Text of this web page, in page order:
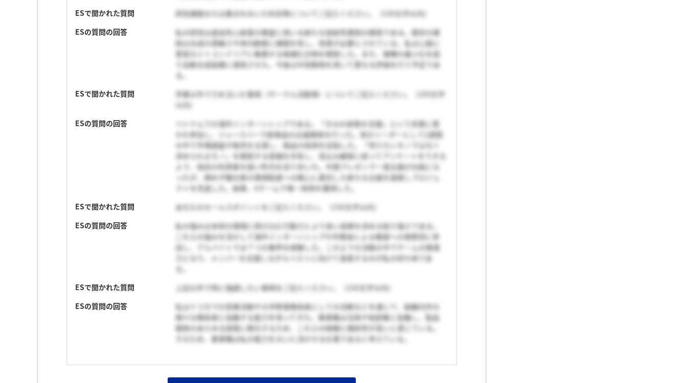
ESで聞かれた質問
研究課題または重点をおいた科目等についてご記入ください。（150文字以内）
ESの質問の回答
私の研究は虚血性心疾患の検査に用いる新たな放射性薬剤の開発である。既存の薬
剤は合成の煩雑さや体内動態に課題を有し、改善が必要とされている。私は心筋に
豊富なミトコンドリアに集積する候補化合物を開発した。また、被曝の最小化を図
り自動合成装置に適用させた。今後は中型動物を用いて更なる評価を行う予定であ
る。
ESで聞かれた質問
学業以外で力を注いだ事柄（サークル活動等）についてご記入ください。（250文字
以内）
ESの質問の回答
ベトナムでの海外インターンシップである。「きみの変態を支援」という言葉に惹
かれ参加し、ジュースバーで新商品の企画開発を行った。班のリーダーとして2週間
の中で市場調査や販売を主導し、商品の採用を目指した。「売りたいモノではなく
求められるモノ」を開発する意識を共有し、見込み顧客に絞ってアンケートをできる
よう、他店の利用客を狙い町内を巡り歩いた。中間プレゼンで一度企画が白紙にな
ったが、諦めず観光客の環境配慮への関心に着目した新たな企画を提案しプロジェ
クトを完遂した。結果、6チームで唯一採用を獲得した。
ESで聞かれた質問
あなたのセールスポイントをご記入ください。（150文字以内）
ESの質問の回答
私の強みは未知の環境に飛び込む行動力とより良い成果を求める粘り強さである。
これらの強みを活かして海外インターンシップや外務省による韓国への使節団に参
加し、アルバイトでは７つの業界を経験した。このような活動の中でチームの推進
力となり、メンバーを支援しながらベストに向けて邁進するのが私の持ち味であ
る。
ESで聞かれた質問
上記以外で特に強調したい事柄をご記入ください。（150文字以内）
ESの質問の回答
私はドコモでの営業活動や大学祭事務局員としての活動などを通じて、組織内外の
様々な関係者と協働する能力を培ってきた。薬事職は当局や他部署と協働し、製品
開発のあらゆる段階に関与するため、これらの経験と親和性が高いと感じている。
そのため、薬事職は私の能力を大いに活かせる仕事であると考えている。